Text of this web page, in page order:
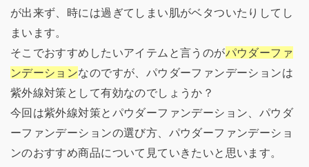
が出来ず、時には過ぎてしまい肌がベタついたりしてし
まいます。
そこでおすすめしたいアイテムと言うのがパウダーファ
ンデーションなのですが、パウダーファンデーションは
紫外線対策として有効なのでしょうか？
今回は紫外線対策とパウダーファンデーション、パウダ
ーファンデーションの選び方、パウダーファンデーショ
ンのおすすめ商品について見ていきたいと思います。